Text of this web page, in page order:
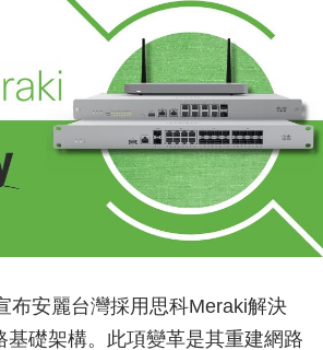
布安麗台灣採用思科Meraki解決
基礎架構。此項變革是其重建網路